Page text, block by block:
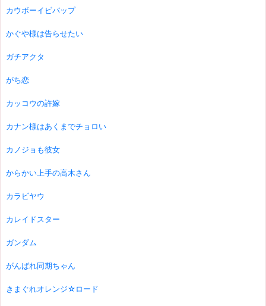
カウボーイビバップ
かぐや様は告らせたい
ガチアクタ
がち恋
カッコウの許嫁
カナン様はあくまでチョロい
カノジョも彼女
からかい上手の高木さん
カラビヤウ
カレイドスター
ガンダム
がんばれ同期ちゃん
きまぐれオレンジ☆ロード